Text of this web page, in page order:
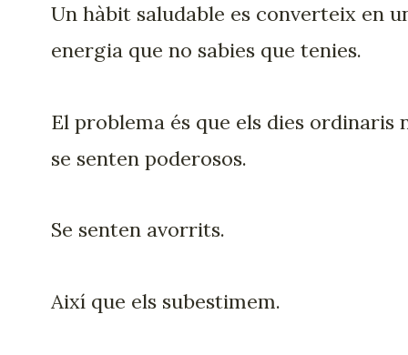
Un hàbit saludable es converteix en
energia que no sabies que tenies.
El problema és que els dies ordinaris
se senten poderosos.
Se senten avorrits.
Així que els subestimem.